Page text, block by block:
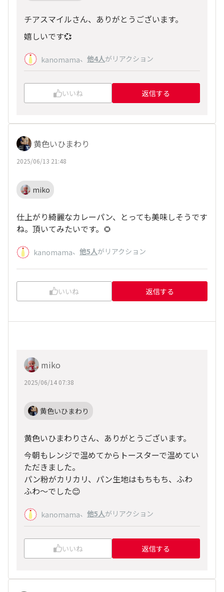
チアスマイルさん、ありがとうございます。
嬉しいです💞
kanomama、 他4人がリアクション
いいね 返信する
黄色いひまわり
2025/06/13 21:48
miko
仕上がり綺麗なカレーパン、とっても美味しそうです
ね。頂いてみたいです。🌻
kanomama、 他5人がリアクション
いいね 返信する
miko
2025/06/14 07:38
黄色いひまわり
黄色いひまわりさん、ありがとうございます。
今朝もレンジで温めてからトースターで温めてい
ただきました。
パン粉がカリカリ、パン生地はもちもち、ふわ
ふわ〜でした😊
kanomama、 他5人がリアクション
いいね 返信する